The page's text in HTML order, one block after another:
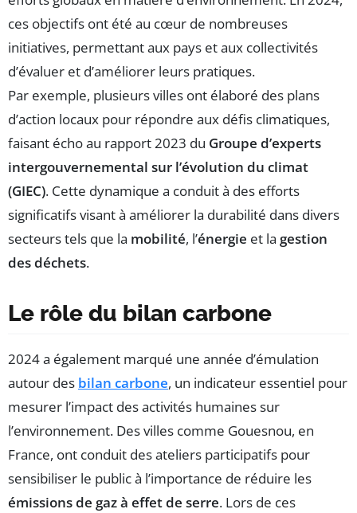
ces objectifs ont été au cœur de nombreuses
initiatives, permettant aux pays et aux collectivités
d’évaluer et d’améliorer leurs pratiques.
Par exemple, plusieurs villes ont élaboré des plans
d’action locaux pour répondre aux défis climatiques,
faisant écho au rapport 2023 du Groupe d’experts
intergouvernemental sur l’évolution du climat
(GIEC). Cette dynamique a conduit à des efforts
significatifs visant à améliorer la durabilité dans divers
secteurs tels que la mobilité, l’énergie et la gestion
des déchets.
Le rôle du bilan carbone
2024 a également marqué une année d’émulation
autour des bilan carbone, un indicateur essentiel pour
mesurer l’impact des activités humaines sur
l’environnement. Des villes comme Gouesnou, en
France, ont conduit des ateliers participatifs pour
sensibiliser le public à l’importance de réduire les
émissions de gaz à effet de serre. Lors de ces